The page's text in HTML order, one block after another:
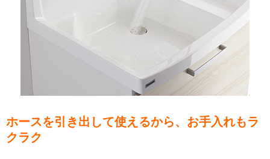
ホースを引き出して使えるから、お手入れもラ
クラク